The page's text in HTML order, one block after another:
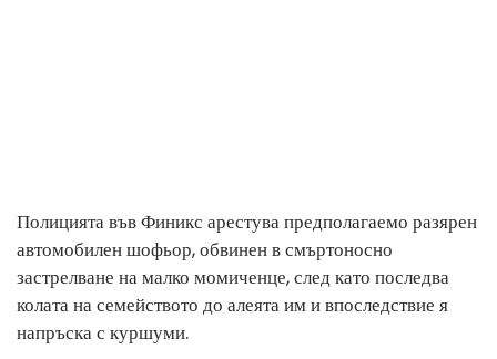
Полицията във Финикс арестува предполагаемо разярен
автомобилен шофьор, обвинен в смъртоносно
застрелване на малко момиченце, след като последва
колата на семейството до алеята им и впоследствие я
напръска с куршуми.